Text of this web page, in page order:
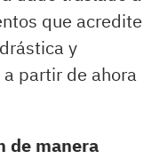
que acredite
y
partir de ahora
de manera